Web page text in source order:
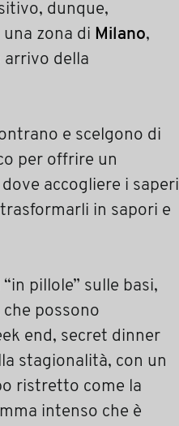
dunque,
zona di Milano,
arrivo della
e scelgono di
per offrire un
accogliere i saperi
in sapori e
pillole” sulle basi,
possono
end, secret dinner
stagionalità, con un
ristretto come la
intenso che è